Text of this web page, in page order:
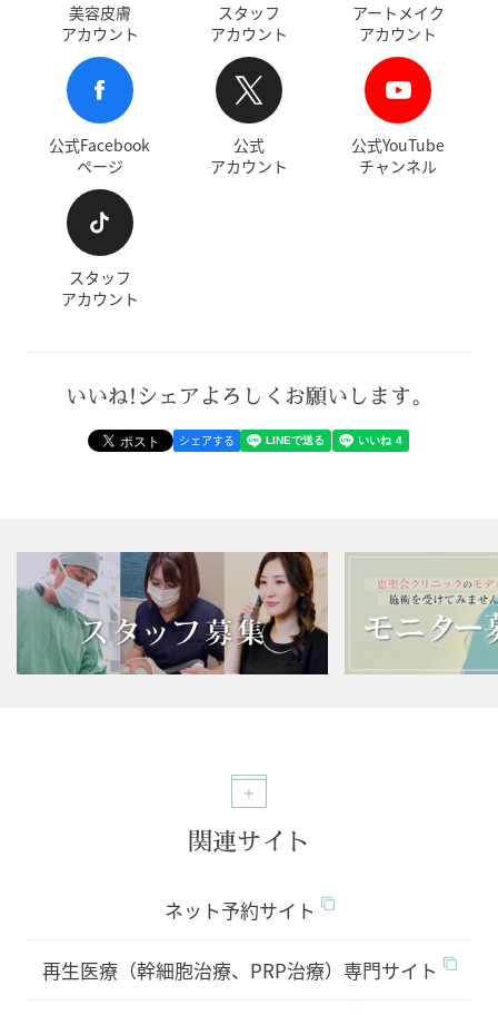
美容皮膚
アカウント
スタッフ
アカウント
アートメイク
アカウント
公式Facebook
ページ
公式
アカウント
公式YouTube
チャンネル
スタッフ
アカウント
いいね!シェアよろしくお願いします。
シェアする
関連サイト
ネット予約サイト
再生医療（幹細胞治療、PRP治療）専門サイト